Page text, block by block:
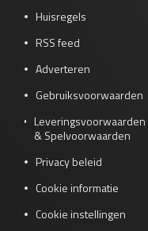
Huisregels
RSS feed
Adverteren
Gebruiksvoorwaarden
Leveringsvoorwaarden
& Spelvoorwaarden
Privacy beleid
Cookie informatie
Cookie instellingen